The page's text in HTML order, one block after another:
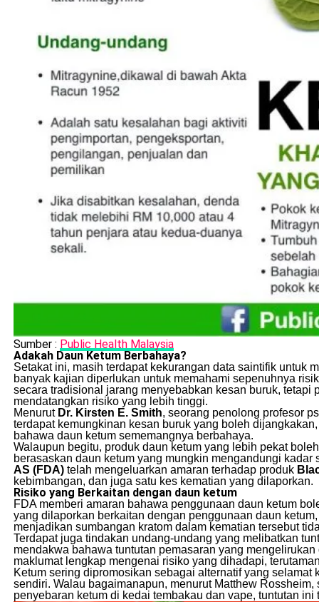
Sumber : Public Health Malaysia
Adakah Daun Ketum Berbahaya?
Setakat ini, masih terdapat kekurangan data saintifik untuk
banyak kajian diperlukan untuk memahami sepenuhnya
secara tradisional jarang menyebabkan kesan buruk,
mendatangkan risiko yang lebih tinggi.
Menurut Dr. Kirsten E. Smith, seorang penolong profesor
terdapat kemungkinan kesan buruk yang boleh
bahawa daun ketum sememangnya berbahaya.
Walaupun begitu, produk daun ketum yang lebih pekat
berasaskan daun ketum yang mungkin mengandungi
AS (FDA)telah mengeluarkan amaran terhadap produk
kebimbangan, dan juga satu kes kematian yang dilaporkan.
Risiko yang Berkaitan dengan daun ketum
FDA memberi amaran bahawa penggunaan daun ketum
yang dilaporkan berkaitan dengan penggunaan daun
menjadikan sumbangan kratom dalam kematian tersebut
Terdapat juga tindakan undang-undang yang melibatkan
mendakwa bahawa tuntutan pemasaran yang
maklumat lengkap mengenai risiko yang dihadapi,
Ketum sering dipromosikan sebagai alternatif yang
sendiri. Walau bagaimanapun, menurut Matthew
penyebaran ketum di kedai tembakau dan vape, tuntutan